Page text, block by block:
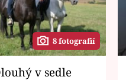
8 fotografií